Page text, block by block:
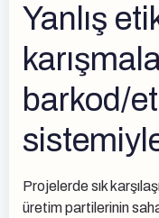
Yanlış
barkod/
Projelerde sık
üretim partilerinin